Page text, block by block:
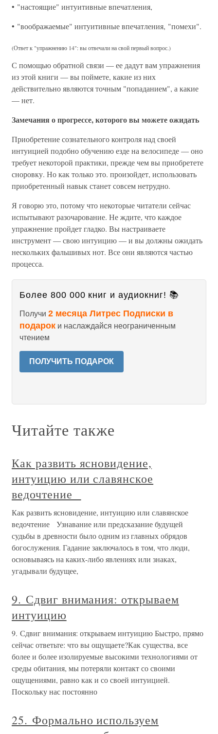
• "настоящие" интуитивные впечатления,
• "воображаемые" интуитивные впечатления, "помехи".
(Ответ к "упражнению 14": вы отвечали на свой первый вопрос.)
С помощью обратной связи — ее дадут вам упражнения
из этой книги — вы поймете, какие из них
действительно являются точным "попаданием", а какие
— нет.
Замечания о прогрессе, которого вы можете ожидать
Приобретение сознательного контроля над своей
интуицией подобно обучению езде на велосипеде — оно
требует некоторой практики, прежде чем вы приобретете
сноровку. Но как только это. произойдет, использовать
приобретенный навык станет совсем нетрудно.
Я говорю это, потому что некоторые читатели сейчас
испытывают разочарование. Не ждите, что каждое
упражнение пройдет гладко. Вы настраиваете
инструмент — свою интуицию — и вы должны ожидать
нескольких фальшивых нот. Все они являются частью
процесса.
Более 800 000 книг и аудиокниг! 📚
Получи 2 месяца Литрес Подписки в
подарок и наслаждайся неограниченным
чтением
ПОЛУЧИТЬ ПОДАРОК
Читайте также
Как развить ясновидение,
интуицию или славянское
ведочтение
Как развить ясновидение, интуицию или славянское
ведочтение Узнавание или предсказание будущей
судьбы в древности было одним из главных обрядов
богослужения. Гадание заключалось в том, что люди,
основываясь на каких-либо явлениях или знаках,
угадывали будущее,
9. Сдвиг внимания: открываем
интуицию
9. Сдвиг внимания: открываем интуицию Быстро, прямо
сейчас ответьте: что вы ощущаете?Как существа, все
более и более изолируемые высокими технологиями от
среды обитания, мы потеряли контакт со своими
ощущениями, равно как и со своей интуицией.
Поскольку нас постоянно
25. Формально используем